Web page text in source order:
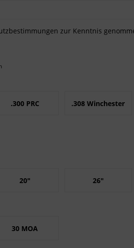
zur Kenntnis
.300 PRC .308 Winchester
20" 26"
30 MOA